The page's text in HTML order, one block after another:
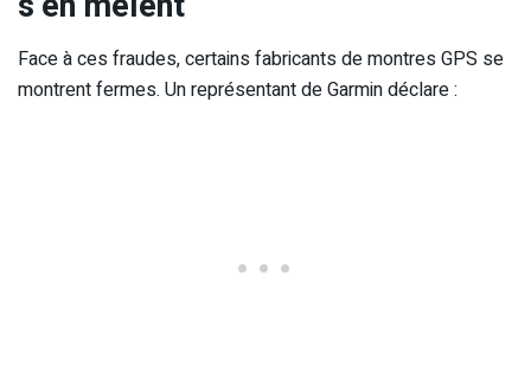
Face à ces fraudes, certains fabricants de montres GPS se
montrent fermes. Un représentant de Garmin déclare :